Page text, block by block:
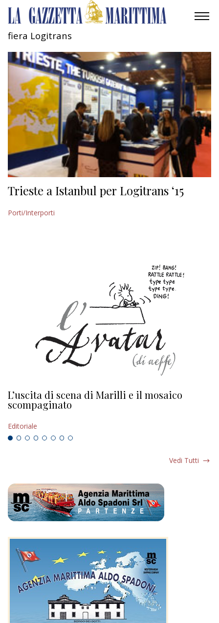
AMBIENTE
MOBILITÀ
INDUSTRIA
RICERCA
TURISMO
CULTURA
NAUTICA
fiera Logitrans
Trieste a Istanbul per Logitrans ‘15
Porti/Interporti
L’uscita di scena di Marilli e il mosaico
scompaginato
Editoriale
Vedi Tutti